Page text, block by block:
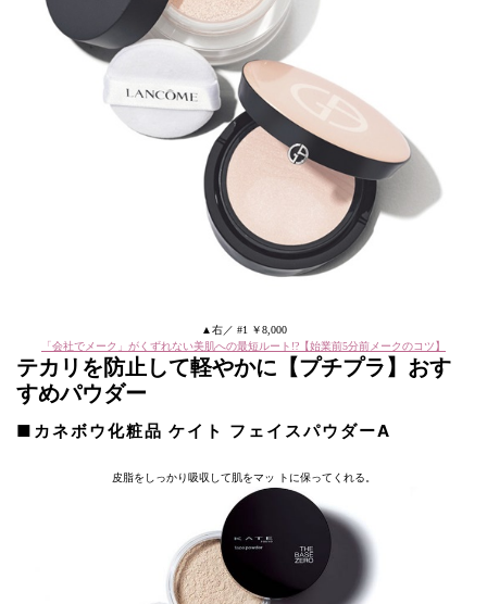
▲右／ #1 ￥8,000
「会社でメーク」がくずれない美肌への最短ルート!?【始業前5分前メークのコツ】
テカリを防止して軽やかに【プチプラ】おす
すめパウダー
■カネボウ化粧品 ケイト フェイスパウダーA
皮脂をしっかり吸収して肌をマッ トに保ってくれる。